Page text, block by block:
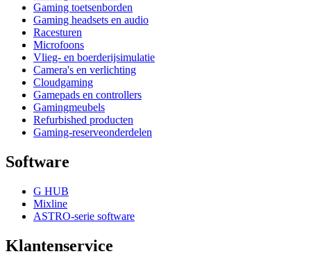
Gaming toetsenborden
Gaming headsets en audio
Racesturen
Microfoons
Vlieg- en boerderijsimulatie
Camera's en verlichting
Cloudgaming
Gamepads en controllers
Gamingmeubels
Refurbished producten
Gaming-reserveonderdelen
Software
G HUB
Mixline
ASTRO-serie software
Klantenservice